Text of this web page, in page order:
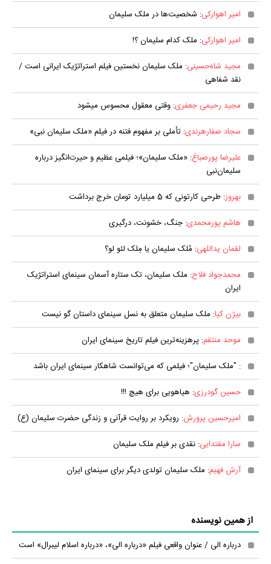
امیر اهوارکی: شخصیت‌ها در ملک سلیمان
امیر اهوارکی: ملک کدام سلیمان ؟!
مجید شاه‌حسینی: ملک سلیمان نخستین فیلم استراتژیک ایرانی است /
نقد شفاهی
مجید رحیمی جعفری: وقتی معقول محسوس می‎شود
سجاد صفارهرندی: تأملی بر مفهوم فتنه در فیلم «ملک سلیمان نبی»
علیرضا پورصباغ: «ملک سلیمان»؛ فیلمی عظیم‌ و حیرت‌انگیز درباره
سلیمان‌نبی
بهروز: طرحی کارتونی که 5 میلیارد تومان خرج برداشت
هاشم پورمحمدی: جنگ، خشونت، درگیری
لقمان یداللهی: مُلک سلیمان یا مِلک لئو لو؟
محمدجواد فلاح: ملک سلیمان، تک ستاره آسمان سینمای استراتژیک
ایران
بیژن کیا: ملک سلیمان متعلق به نسل سینمای داستان گو نیست
موحد منتقم: پرهزینه‌ترین فیلم تاریخ سینمای ایران
: "ملک سلیمان"؛ فیلمی که می‌توانست شاهکار سینمای ایران باشد
حسین گودرزی: هیاهویی برای هیچ !!!
امیرحسین پرورش: رویکرد بر روایت قرآنی و زندگی حضرت سلیمان (ع)
سارا مقتدایی: نقدی بر فیلم ملک سلیمان
آرش فهیم: ملک سلیمان تولدی دیگر برای سینمای ایران
از همین نویسنده
درباره الی / عنوان واقعی فیلم «درباره الی»، «درباره اسلام لیبرال» است